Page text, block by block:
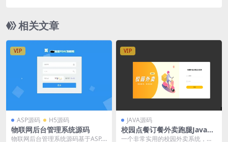
相关文章
VIP
ASP源码 H5源码
物联网后台管理系统源码
物联网后台管理系统源码基于ASP.N
VIP
JAVA源码
校园点餐订餐外卖跑腿Java源
码 一个非常实用的校园外卖系
一个非常实用的校园外卖系统，基